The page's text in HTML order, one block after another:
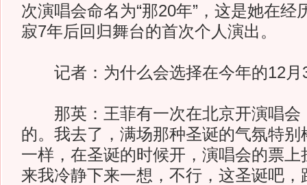
次演唱会命名为“那20年”，这是她在经
寂7年后回归舞台的首次个人演出。
记者：为什么会选择在今年的12月
那英：王菲有一次在北京开演唱会
的。我去了，满场那种圣诞的气氛特别
一样，在圣诞的时候开，演唱会的票上
来我冷静下来一想，不行，这圣诞吧，